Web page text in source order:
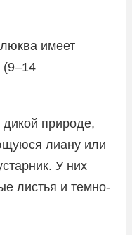
имеет
природе,
лиану или
У них
листья и темно-